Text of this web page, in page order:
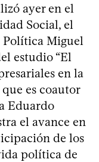
ayer en el
Social, el
Política Miguel
estudio “El
en la
es coautor
Eduardo
el avance en
de los
política de